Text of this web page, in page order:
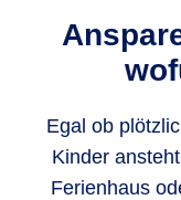
Egal ob
Kinder
Ferienhaus